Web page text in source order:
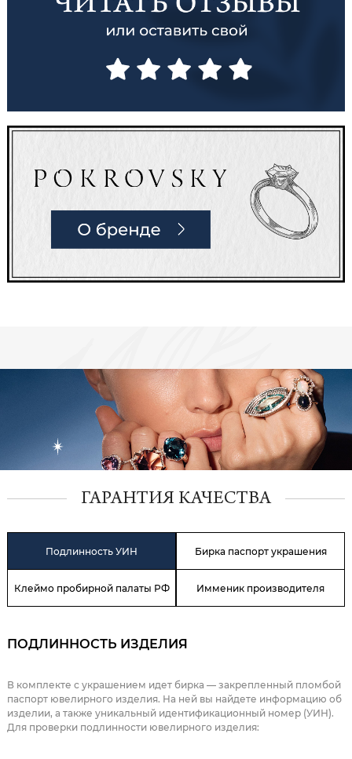
ГАРАНТИЯ КАЧЕСТВА
Подлинность УИН Бирка паспорт украшения
Клеймо пробирной палаты РФ Имменик производителя
ПОДЛИННОСТЬ ИЗДЕЛИЯ
В комплекте с украшением идет бирка — закрепленный пломбой
паспорт ювелирного изделия. На ней вы найдете информацию об
изделии, а также уникальный идентификационный номер (УИН).
Для проверки подлинности ювелирного изделия: